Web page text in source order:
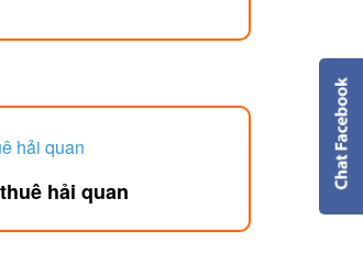
hải quan